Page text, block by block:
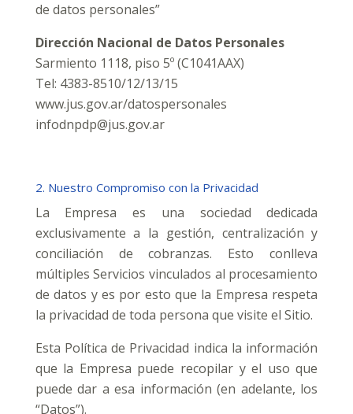
de datos personales”
Dirección Nacional de Datos Personales
Sarmiento 1118, piso 5º (C1041AAX)
Tel: 4383-8510/12/13/15
www.jus.gov.ar/datospersonales
infodnpdp@jus.gov.ar
2. Nuestro Compromiso con la Privacidad
La Empresa es una sociedad dedicada
exclusivamente a la gestión, centralización y
conciliación de cobranzas. Esto conlleva
múltiples Servicios vinculados al procesamiento
de datos y es por esto que la Empresa respeta
la privacidad de toda persona que visite el Sitio.
Esta Política de Privacidad indica la información
que la Empresa puede recopilar y el uso que
puede dar a esa información (en adelante, los
“Datos”).